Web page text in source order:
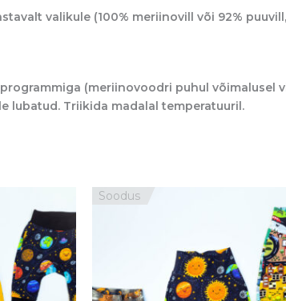
valikule (100% meriinovill või 92%
(meriinovoodri puhul võimalusel
lubatud. Triikida madalal temperatuuril.
49,00 €.
Soodus
hind
49,00